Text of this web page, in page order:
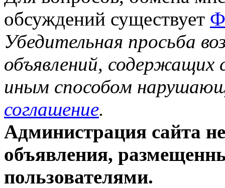
обсуждений существует
Убедительная просьба
объявлений,
иным способом
соглашение.
Администрация сайта не
объявления,
пользователями.